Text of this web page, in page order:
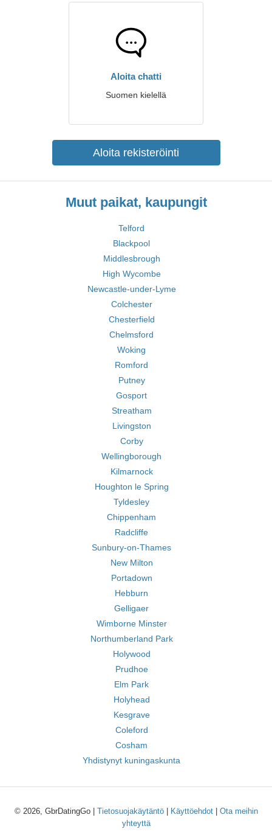
Aloita chatti
Suomen kielellä
Aloita rekisteröinti
Muut paikat, kaupungit
Telford
Blackpool
Middlesbrough
High Wycombe
Newcastle-under-Lyme
Colchester
Chesterfield
Chelmsford
Woking
Romford
Putney
Gosport
Streatham
Livingston
Corby
Wellingborough
Kilmarnock
Houghton le Spring
Tyldesley
Chippenham
Radcliffe
Sunbury-on-Thames
New Milton
Portadown
Hebburn
Gelligaer
Wimborne Minster
Northumberland Park
Holywood
Prudhoe
Elm Park
Holyhead
Kesgrave
Coleford
Cosham
Yhdistynyt kuningaskunta
© 2026, GbrDatingGo | Tietosuojakäytäntö| Käyttöehdot| Ota meihin
yhteyttä